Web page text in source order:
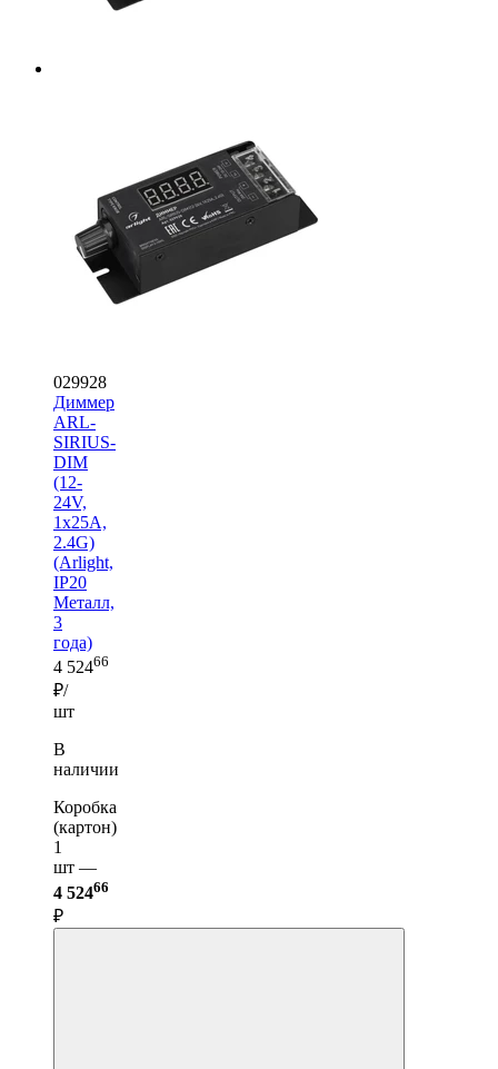
029928
Диммер
ARL-
SIRIUS-
DIM
(12-
24V,
1x25A,
2.4G)
(Arlight,
IP20
Металл,
3
года)
4 52466
₽/
шт
В
наличии
Коробка
(картон)
1
шт —
4 52466
₽